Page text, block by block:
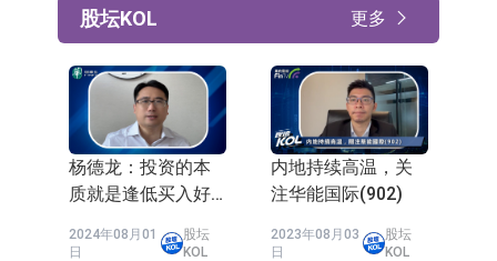
股坛KOL 更多
杨德龙：投资的本
质就是逢低买入好
力圈
2024年08月01
日
股坛
KOL
内地持续高温，关
注华能国际(902)
2023年08月03
日
股坛
KOL